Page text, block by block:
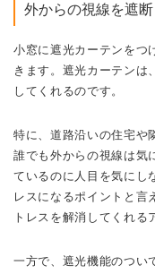
外からの視線を遮断
小窓に遮光カーテンをつ
きます。 遮光カーテンは
してくれるのです。
特に、道路沿いの住宅や
誰でも外からの視線は気
ているのに人目を気にし
レスになるポイントと言
トレスを解消してくれる
一方で、遮光機能のつい